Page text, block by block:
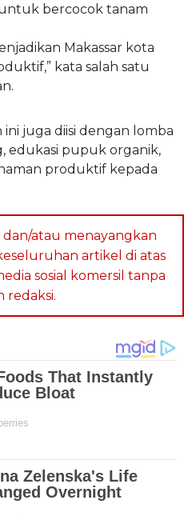
bercocok tanam
Makassar kota
kata salah satu
juga diisi dengan lomba
edukasi pupuk organik,
produktif kepada
atau menayangkan
artikel di atas
sosial komersil tanpa
redaksi.